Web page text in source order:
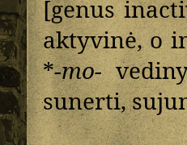
[genus
aktyvinė, o
*-mo-
sunerti,